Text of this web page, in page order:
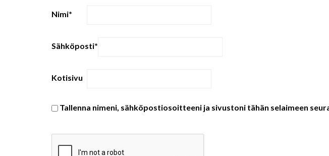
Nimi*
Sähköposti*
Kotisivu
Tallenna nimeni, sähköpostiosoitteeni ja sivustoni tähän selaimeen